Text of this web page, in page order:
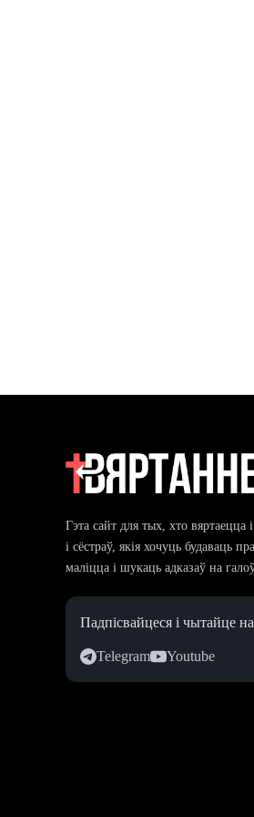
Гэта сайт для тых, хто
і сёстраў, якія хочуць будаваць
маліцца і шукаць адказаў на
Падпісвайцеся і чытайце
Telegram Youtube